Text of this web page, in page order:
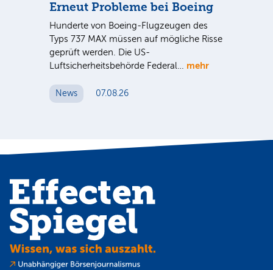
Erneut Probleme bei Boeing
Hunderte von Boeing-Flugzeugen des
Typs 737 MAX müssen auf mögliche Risse
geprüft werden. Die US-
Luftsicherheitsbehörde Federal… mehr
News 07.08.26